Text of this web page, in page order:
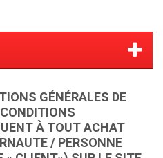
GÉNÉRALES DE
À TOUT ACHAT
/ PERSONNE